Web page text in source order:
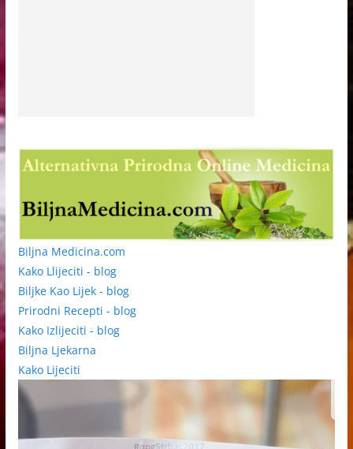
Biljna Medicina.com
Kako Llijeciti - blog
Biljke Kao Lijek - blog
Prirodni Recepti - blog
Kako Izlijeciti - blog
Biljna Ljekarna
Kako Lijeciti